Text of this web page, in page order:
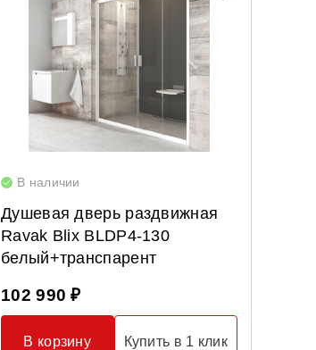
В наличии
Душевая дверь раздвижная
Ravak Blix BLDP4-130
белый+транспарент
102 990 ₽
В корзину Купить в 1 клик